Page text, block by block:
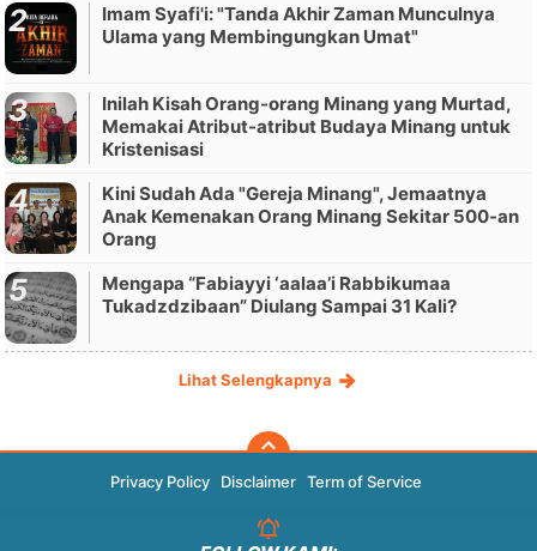
Imam Syafi'i: "Tanda Akhir Zaman Munculnya
Ulama yang Membingungkan Umat"
Inilah Kisah Orang-orang Minang yang Murtad,
Memakai Atribut-atribut Budaya Minang untuk
Kristenisasi
Kini Sudah Ada "Gereja Minang", Jemaatnya
Anak Kemenakan Orang Minang Sekitar 500-an
Orang
Mengapa “Fabiayyi ‘aalaa’i Rabbikumaa
Tukadzdzibaan” Diulang Sampai 31 Kali?
Lihat Selengkapnya
Privacy Policy Disclaimer Term of Service